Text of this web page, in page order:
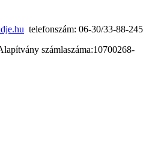
telefonszám: 06-30/33-88-245
számlaszáma:10700268-